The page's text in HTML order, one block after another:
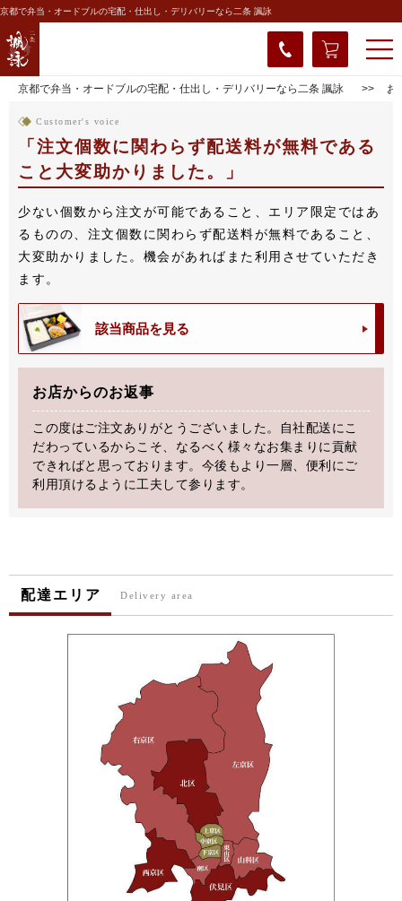
京都で弁当・オードブルの宅配・仕出し・デリバリーなら二条 諷詠
京都で弁当・オードブルの宅配・仕出し・デリバリーなら二条 諷詠 お
Customer's voice
注文個数に関わらず配送料が無料である
こと大変助かりました。
少ない個数から注文が可能であること、エリア限定ではあ
るものの、注文個数に関わらず配送料が無料であること、
大変助かりました。機会があればまた利用させていただき
ます。
該当商品を見る
お店からのお返事
この度はご注文ありがとうございました。自社配送にこ
だわっているからこそ、なるべく様々なお集まりに貢献
できればと思っております。今後もより一層、便利にご
利用頂けるように工夫して参ります。
配達エリア Delivery area